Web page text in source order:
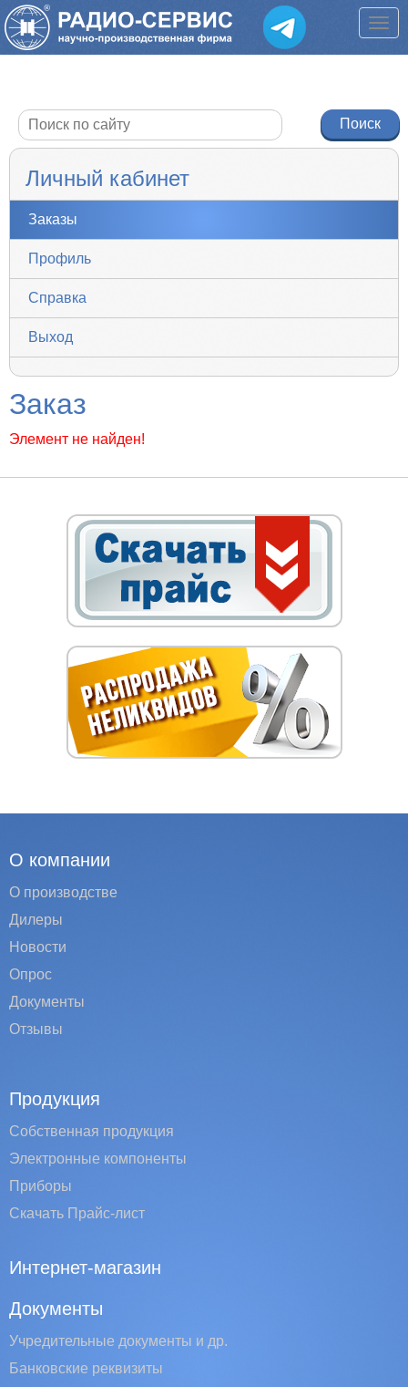
Личный кабинет
Заказы
Профиль
Справка
Выход
Заказ
Элемент не найден!
О компании
О производстве
Дилеры
Новости
Опрос
Документы
Отзывы
Продукция
Собственная продукция
Электронные компоненты
Приборы
Скачать Прайс-лист
Интернет-магазин
Документы
Учредительные документы и др.
Банковские реквизиты